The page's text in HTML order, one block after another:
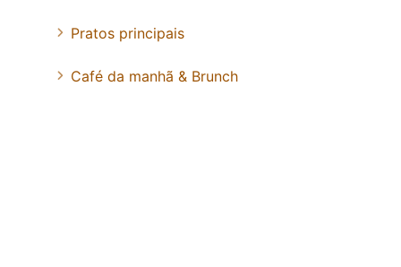
Pratos principais
Café da manhã & Brunch